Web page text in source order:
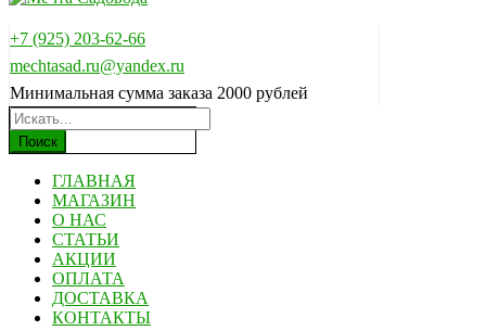
+7 (925) 203-62-66
mechtasad.ru@yandex.ru
Минимальная сумма заказа 2000 рублей
Поиск
ГЛАВНАЯ
МАГАЗИН
О НАС
СТАТЬИ
АКЦИИ
ОПЛАТА
ДОСТАВКА
КОНТАКТЫ